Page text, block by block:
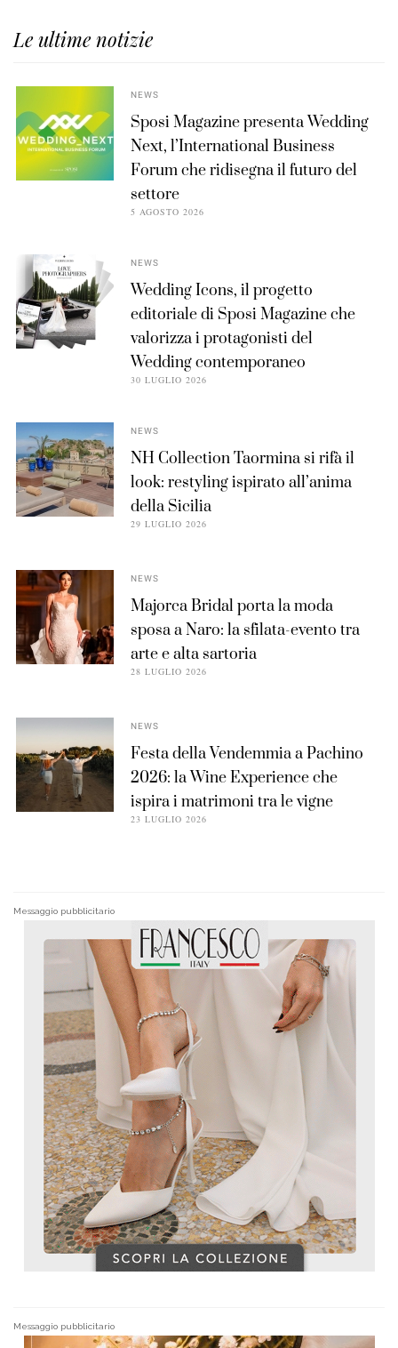
Le ultime notizie
NEWS
Sposi Magazine presenta Wedding
Next, l’International Business
Forum che ridisegna il futuro del
settore
5 AGOSTO 2026
NEWS
Wedding Icons, il progetto
editoriale di Sposi Magazine che
valorizza i protagonisti del
Wedding contemporaneo
30 LUGLIO 2026
NEWS
NH Collection Taormina si rifà il
look: restyling ispirato all’anima
della Sicilia
29 LUGLIO 2026
NEWS
Majorca Bridal porta la moda
sposa a Naro: la sfilata-evento tra
arte e alta sartoria
28 LUGLIO 2026
NEWS
Festa della Vendemmia a Pachino
2026: la Wine Experience che
ispira i matrimoni tra le vigne
23 LUGLIO 2026
Messaggio pubblicitario
Messaggio pubblicitario